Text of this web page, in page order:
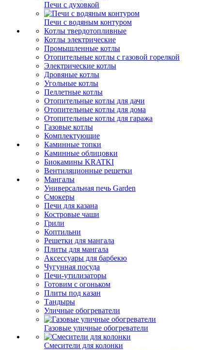
Печи с духовкой
Печи с водяным контуром
Котлы твердотопливные
Котлы электрические
Промышленные котлы
Отопительные котлы с газовой горелкой
Электрические котлы
Дровяные котлы
Угольные котлы
Пеллетные котлы
Отопительные котлы для дачи
Отопительные котлы для дома
Отопительные котлы для гаража
Газовые котлы
Комплектующие
Каминные топки
Каминные облицовки
Биокамины KRATKI
Вентиляционные решетки
Мангалы
Универсальная печь Garden
Смокеры
Печи для казана
Костровые чаши
Грили
Коптильни
Решетки для мангала
Плиты для мангала
Аксессуары для барбекю
Чугунная посуда
Печи-утилизаторы
Готовим с огоньком
Плиты под казан
Тандыры
Уличные обогреватели
Газовые уличные обогреватели
Смесители для колонки